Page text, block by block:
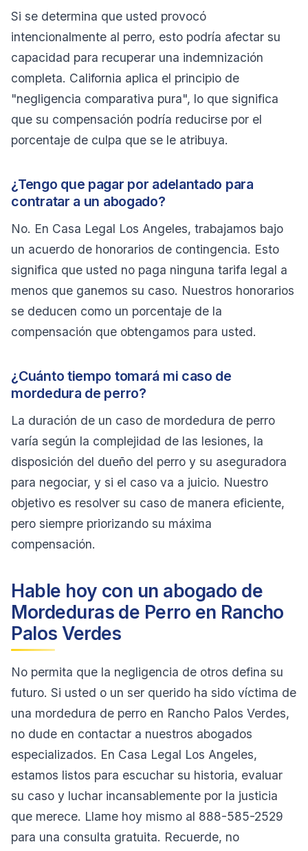
Si se determina que usted provocó
intencionalmente al perro, esto podría afectar su
capacidad para recuperar una indemnización
completa. California aplica el principio de
"negligencia comparativa pura", lo que significa
que su compensación podría reducirse por el
porcentaje de culpa que se le atribuya.
¿Tengo que pagar por adelantado para
contratar a un abogado?
No. En Casa Legal Los Angeles, trabajamos bajo
un acuerdo de honorarios de contingencia. Esto
significa que usted no paga ninguna tarifa legal a
menos que ganemos su caso. Nuestros honorarios
se deducen como un porcentaje de la
compensación que obtengamos para usted.
¿Cuánto tiempo tomará mi caso de
mordedura de perro?
La duración de un caso de mordedura de perro
varía según la complejidad de las lesiones, la
disposición del dueño del perro y su aseguradora
para negociar, y si el caso va a juicio. Nuestro
objetivo es resolver su caso de manera eficiente,
pero siempre priorizando su máxima
compensación.
Hable hoy con un abogado de
Mordeduras de Perro en Rancho
Palos Verdes
No permita que la negligencia de otros defina su
futuro. Si usted o un ser querido ha sido víctima de
una mordedura de perro en Rancho Palos Verdes,
no dude en contactar a nuestros abogados
especializados. En Casa Legal Los Angeles,
estamos listos para escuchar su historia, evaluar
su caso y luchar incansablemente por la justicia
que merece. Llame hoy mismo al 888-585-2529
para una consulta gratuita. Recuerde, no